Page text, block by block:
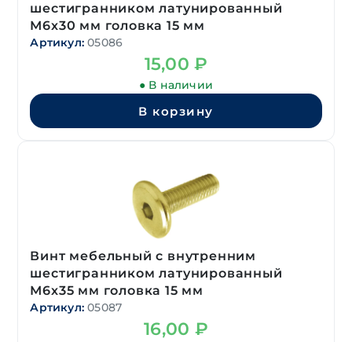
шестигранником латунированный
М6х30 мм головка 15 мм
Артикул: 05086
15,00 ₽
● В наличии
В корзину
Винт мебельный с внутренним
шестигранником латунированный
М6х35 мм головка 15 мм
Артикул: 05087
16,00 ₽